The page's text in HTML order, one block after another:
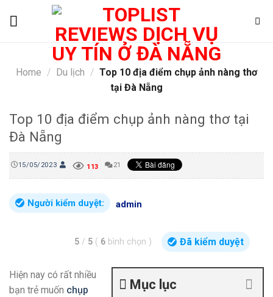
Home / Du lịch / Top 10 địa điểm chụp ảnh nàng thơ
tại Đà Nẵng
Top 10 địa điểm chụp ảnh nàng thơ tại
Đà Nẵng
15/05/2023 113 21
Người kiểm duyệt: admin
5 / 5 ( 6 bình chọn ) Đã kiểm duyệt
Mục lục
Hiện nay có rất nhiều
bạn trẻ muốn chụp